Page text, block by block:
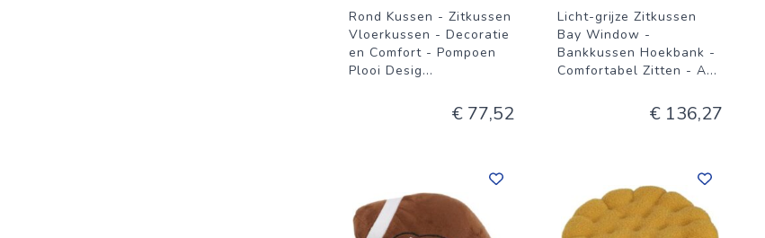
Rond Kussen - Zitkussen
Vloerkussen - Decoratie
en Comfort - Pompoen
Plooi Desig...
€ 77,52
Licht-grijze Zitkussen
Bay Window -
Bankkussen Hoekbank -
Comfortabel Zitten - A...
€ 136,27